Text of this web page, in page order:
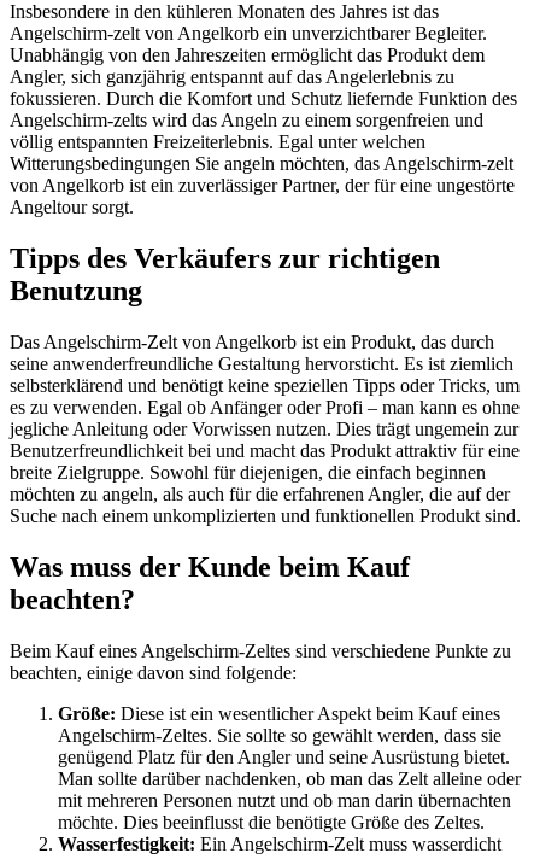
Insbesondere in den kühleren Monaten des Jahres ist das
Angelschirm-zelt von Angelkorb ein unverzichtbarer Begleiter.
Unabhängig von den Jahreszeiten ermöglicht das Produkt dem
Angler, sich ganzjährig entspannt auf das Angelerlebnis zu
fokussieren. Durch die Komfort und Schutz liefernde Funktion des
Angelschirm-zelts wird das Angeln zu einem sorgenfreien und
völlig entspannten Freizeiterlebnis. Egal unter welchen
Witterungsbedingungen Sie angeln möchten, das Angelschirm-zelt
von Angelkorb ist ein zuverlässiger Partner, der für eine ungestörte
Angeltour sorgt.
Tipps des Verkäufers zur richtigen
Benutzung
Das Angelschirm-Zelt von Angelkorb ist ein Produkt, das durch
seine anwenderfreundliche Gestaltung hervorsticht. Es ist ziemlich
selbsterklärend und benötigt keine speziellen Tipps oder Tricks, um
es zu verwenden. Egal ob Anfänger oder Profi – man kann es ohne
jegliche Anleitung oder Vorwissen nutzen. Dies trägt ungemein zur
Benutzerfreundlichkeit bei und macht das Produkt attraktiv für eine
breite Zielgruppe. Sowohl für diejenigen, die einfach beginnen
möchten zu angeln, als auch für die erfahrenen Angler, die auf der
Suche nach einem unkomplizierten und funktionellen Produkt sind.
Was muss der Kunde beim Kauf
beachten?
Beim Kauf eines Angelschirm-Zeltes sind verschiedene Punkte zu
beachten, einige davon sind folgende:
Größe: Diese ist ein wesentlicher Aspekt beim Kauf eines
Angelschirm-Zeltes. Sie sollte so gewählt werden, dass sie
genügend Platz für den Angler und seine Ausrüstung bietet.
Man sollte darüber nachdenken, ob man das Zelt alleine oder
mit mehreren Personen nutzt und ob man darin übernachten
möchte. Dies beeinflusst die benötigte Größe des Zeltes.
Wasserfestigkeit: Ein Angelschirm-Zelt muss wasserdicht